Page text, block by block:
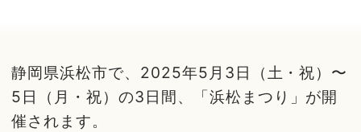
静岡県浜松市で、2025年5月3日（土・祝）〜
5日（月・祝）の3日間、「浜松まつり」が開
催されます。